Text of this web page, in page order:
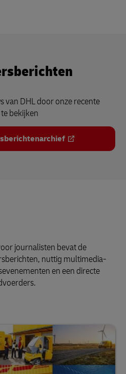
van DHL door onze recente
bekijken
journalisten bevat de
nuttig multimedia-
en een directe